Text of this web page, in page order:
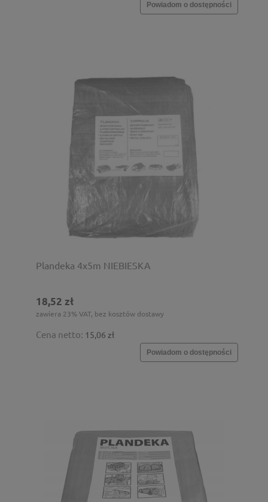
Powiadom o dostępności
Plandeka 4x5m NIEBIESKA
18,52 zł
zawiera 23% VAT, bez kosztów dostawy
Cena netto: 15,06 zł
Powiadom o dostępności